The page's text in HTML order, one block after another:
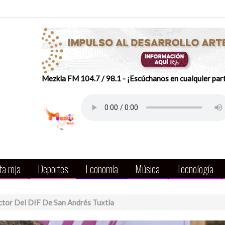
Mezkla FM 104.7 / 98.1 - ¡Escúchanos en cualquier
roja Deportes Economía Música Tecnología
Del DIF De San Andrés Tuxtla